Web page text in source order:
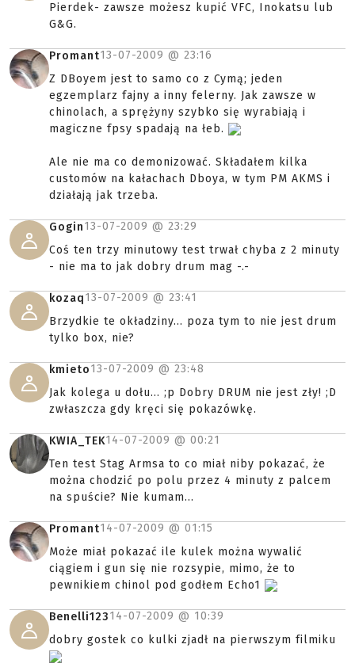
Pierdek- zawsze możesz kupić VFC, Inokatsu lub
G&G.
Promant13-07-2009 @ 23:16
Z DBoyem jest to samo co z Cymą; jeden
egzemplarz fajny a inny felerny. Jak zawsze w
chinolach, a sprężyny szybko się wyrabiają i
magiczne fpsy spadają na łeb.
Ale nie ma co demonizować. Składałem kilka
customów na kałachach Dboya, w tym PM AKMS i
działają jak trzeba.
Gogin13-07-2009 @ 23:29
Coś ten trzy minutowy test trwał chyba z 2 minuty
- nie ma to jak dobry drum mag -.-
kozaq13-07-2009 @ 23:41
Brzydkie te okładziny... poza tym to nie jest drum
tylko box, nie?
kmieto13-07-2009 @ 23:48
Jak kolega u dołu... ;p Dobry DRUM nie jest zły! ;D
zwłaszcza gdy kręci się pokazówkę.
KWIA_TEK14-07-2009 @ 00:21
Ten test Stag Armsa to co miał niby pokazać, że
można chodzić po polu przez 4 minuty z palcem
na spuście? Nie kumam...
Promant14-07-2009 @ 01:15
Może miał pokazać ile kulek można wywalić
ciągiem i gun się nie rozsypie, mimo, że to
pewnikiem chinol pod godłem Echo1
Benelli12314-07-2009 @ 10:39
dobry gostek co kulki zjadł na pierwszym filmiku